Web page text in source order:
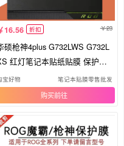
16.56 折扣 23
硕枪神4plus G732LWS G732L
红灯笔记本贴纸贴膜 保护外
膜
宝好物 笔记本贴膜零售批发
购买